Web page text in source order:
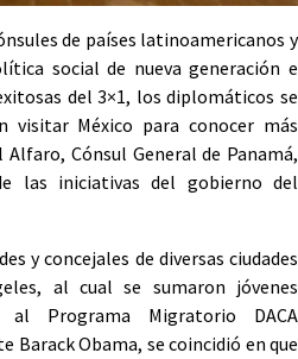
de países latinoamericanos y
social de nueva generación e
del 3×1, los diplomáticos se
visitar México para conocer más
Cónsul General de Panamá,
las iniciativas del gobierno del
y concejales de diversas ciudades
al cual se sumaron jóvenes
al Programa Migratorio DACA
Barack Obama, se coincidió en que